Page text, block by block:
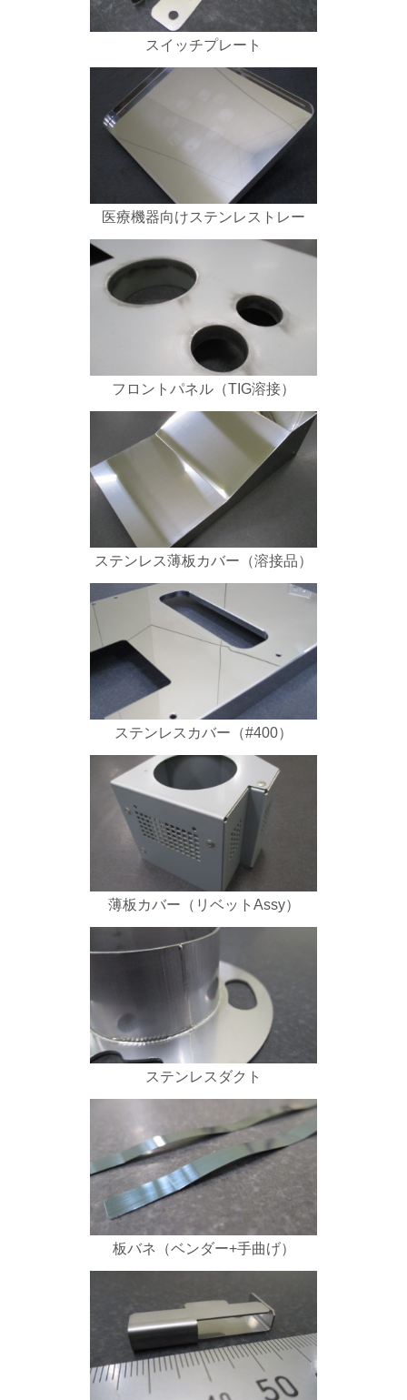
スイッチプレート
医療機器向けステンレストレー
フロントパネル（TIG溶接）
ステンレス薄板カバー（溶接品）
ステンレスカバー（#400）
薄板カバー（リベットAssy）
ステンレスダクト
板バネ（ベンダー+手曲げ）